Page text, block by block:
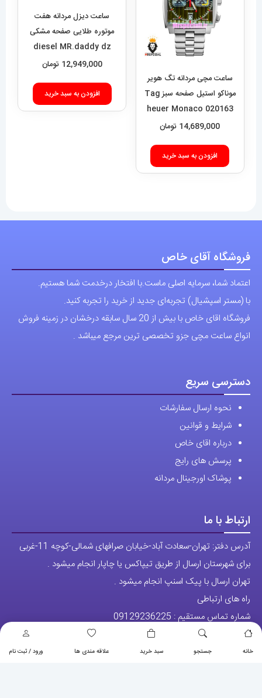
خانه جستجو سبد خرید علاقه مندی ها ورود / ثبت نام
ساعت مچی مردانه تگ هویر
موناکو استیل صفحه سبز Tag
heuer Monaco 020163
14,689,000 تومان
افزودن به سبد خرید
ساعت دیزل مردانه هفت
موتوره طلایی صفحه مشکی
diesel MR.daddy dz
01010
12,949,000 تومان
افزودن به سبد خرید
فروشگاه آقای خاص
اعتماد شما، سرمایه اصلی ماست.با افتخار درخدمت شما هستیم.
با (مستر اسپشیال) تجربه‌ای جدید از خرید را تجربه کنید.
فروشگاه اقای خاص با بیش از 20 سال سابقه درخشان در زمینه فروش
انواع ساعت مچی جزو تخصصی ترین مرجع میباشد .
دسترسی سریع
نحوه ارسال سفارشات
شرایط و قوانین
درباره اقای خاص
پرسش های رایج
پوشاک اورجینال مردانه
ارتباط با ما
آدرس دفتر: تهران-سعادت آباد-خیابان صرافهای شمالی-کوچه 11-غربی
برای شهرستان ارسال از طریق تیپاکس یا چاپار انجام میشود .
تهران ارسال با پیک اسنپ انجام میشود .
راه های ارتباطی
شماره تماس مستقیم : 09129236225
شماره تماس ثابت:
26746972
تلگرام